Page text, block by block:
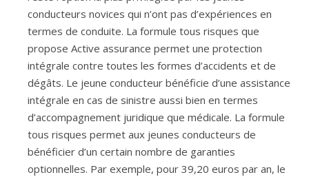
conducteurs novices qui n’ont pas d’expériences en
termes de conduite. La formule tous risques que
propose Active assurance permet une protection
intégrale contre toutes les formes d’accidents et de
dégâts. Le jeune conducteur bénéficie d’une assistance
intégrale en cas de sinistre aussi bien en termes
d’accompagnement juridique que médicale. La formule
tous risques permet aux jeunes conducteurs de
bénéficier d’un certain nombre de garanties
optionnelles. Par exemple, pour 39,20 euros par an, le